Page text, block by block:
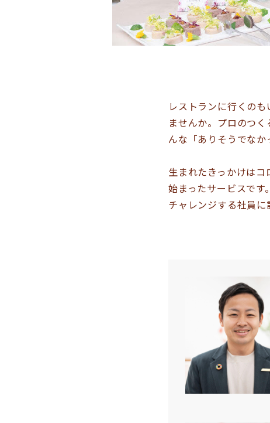
レストランに行くの
ませんか。プロのつ
んな「ありそうでなか
生まれたきっかけは
始まったサービスで
チャレンジする社員に